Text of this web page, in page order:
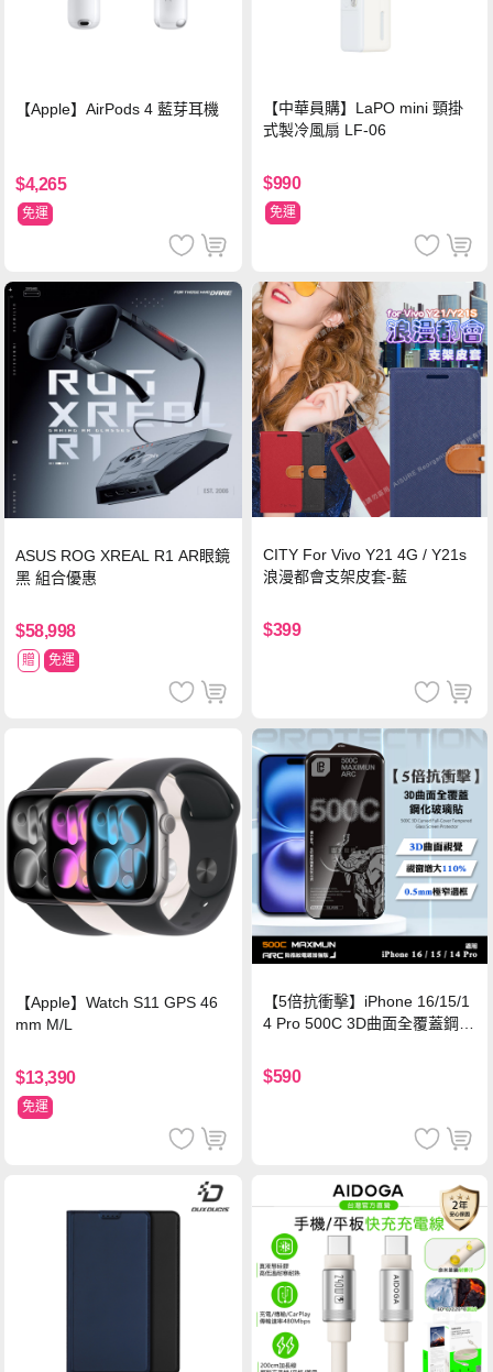
【Apple】AirPods 4 藍芽耳機
$4,265
免運
【中華員購】LaPO mini 頸掛
式製冷風扇 LF-06
$990
免運
ASUS ROG XREAL R1 AR眼鏡
黑 組合優惠
$58,998
贈 免運
CITY For Vivo Y21 4G / Y21s
浪漫都會支架皮套-藍
$399
【Apple】Watch S11 GPS 46
mm M/L
$13,390
免運
【5倍抗衝擊】iPhone 16/15/1
4 Pro 500C 3D曲面全覆蓋鋼化
保護貼
$590